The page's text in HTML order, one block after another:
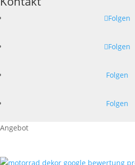
Folgen
Folgen
Folgen
Folgen
Angebot